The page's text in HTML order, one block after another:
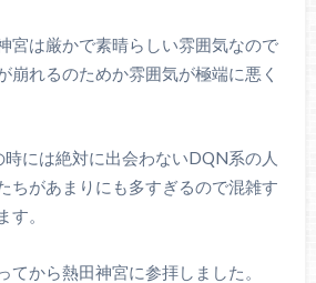
宮は厳かで素晴らしい雰囲気なので
崩れるのためか雰囲気が極端に悪く
には絶対に出会わないDQN系の人
ちがあまりにも多すぎるので混雑す
す。
てから熱田神宮に参拝しました。